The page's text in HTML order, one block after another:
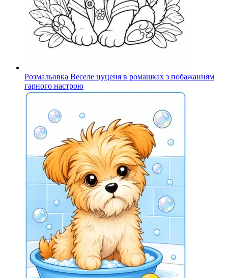
Розмальовка Веселе цуценя в ромашках з побажанням
гарного настрою